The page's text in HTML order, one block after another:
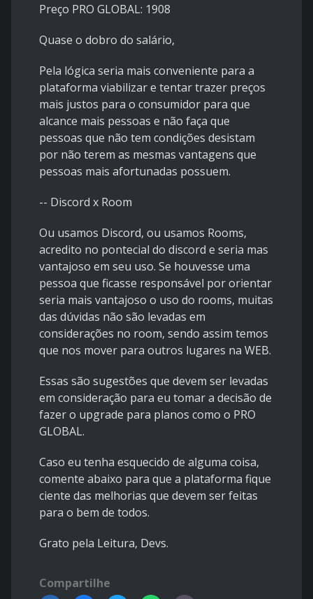
Preço PRO GLOBAL: 1908
Quase o dobro do salário,
Pela lógica seria mais conveniente para a
plataforma viabilizar e tentar trazer preços
mais justos para o consumidor para que
alcance mais pessoas e não faça que
pessoas que não tem condições desistam
por não terem as mesmas vantagens que
pessoas mais afortunadas possuem.
-- Discord x Room
Ou usamos Discord, ou usamos Rooms,
acredito no pontecial do discord e seria mas
vantajoso em seu uso. Se houvesse uma
pessoa que ficasse responsável por orientar
seria mais vantajoso o uso do rooms, muitas
das dúvidas não são levadas em
considerações no room, sendo assim temos
que nos mover para outros lugares na WEB.
Essas são sugestões que devem ser levadas
em consideração para eu tomar a decisão de
fazer o upgrade para planos como o PRO
GLOBAL.
Caso eu tenha esquecido de alguma coisa,
comente abaixo para que a plataforma fique
ciente das melhorias que devem ser feitas
para o bem de todos.
Grato pela Leitura, Devs.
Compartilhe